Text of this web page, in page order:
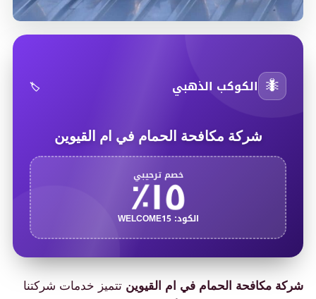
🐜 الكوكب الذهبي
شركة مكافحة الحمام في ام القيوين
خصم ترحيبي
١٥٪
الكود: WELCOME15
مكافحة الحمام في ام القيوينتتميز خدمات شركتنا